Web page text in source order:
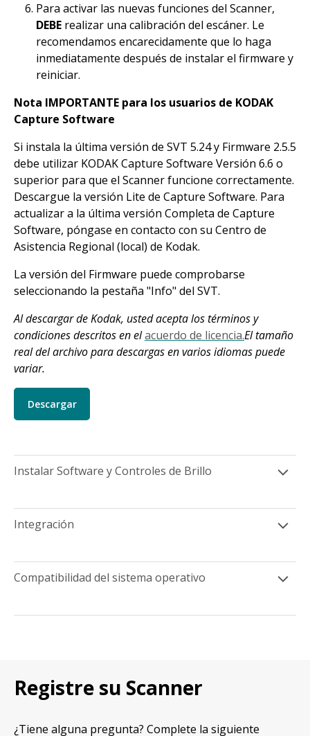
Para activar las nuevas funciones del Scanner,
DEBE realizar una calibración del escáner. Le
recomendamos encarecidamente que lo haga
inmediatamente después de instalar el firmware y
reiniciar.
Nota IMPORTANTE para los usuarios de KODAK
Capture Software
Si instala la última versión de SVT 5.24 y Firmware 2.5.5
debe utilizar KODAK Capture Software Versión 6.6 o
superior para que el Scanner funcione correctamente.
Descargue la versión Lite de Capture Software. Para
actualizar a la última versión Completa de Capture
Software, póngase en contacto con su Centro de
Asistencia Regional (local) de Kodak.
La versión del Firmware puede comprobarse
seleccionando la pestaña "Info" del SVT.
Al descargar de Kodak, usted acepta los términos y
condiciones descritos en elacuerdo de licencia.El tamaño
real del archivo para descargas en varios idiomas puede
variar.
Descargar
Instalar Software y Controles de Brillo
Integración
Compatibilidad del sistema operativo
Registre su Scanner
¿Tiene alguna pregunta? Complete la siguiente